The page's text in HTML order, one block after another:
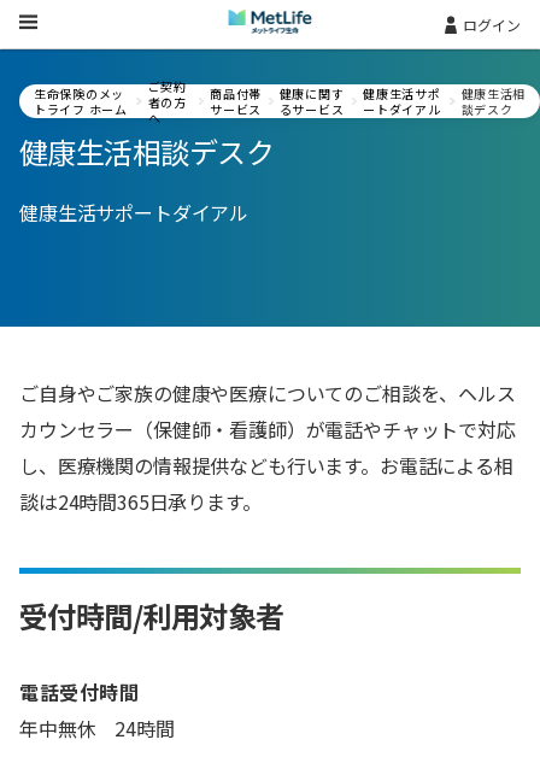
Skip Navigation ログイン
生命保険のメッ
トライフ ホーム
ご契約
者の方
へ
商品付帯
サービス
健康に関す
るサービス
健康生活サポ
ートダイアル
健康生活相
談デスク
健康生活相談デスク
健康生活サポートダイアル
ご自身やご家族の健康や医療についてのご相談を、ヘルス
カウンセラー（保健師・看護師）が電話やチャットで対応
し、医療機関の情報提供なども行います。お電話による相
談は24時間365日承ります。
受付時間/利用対象者
電話受付時間
年中無休 24時間